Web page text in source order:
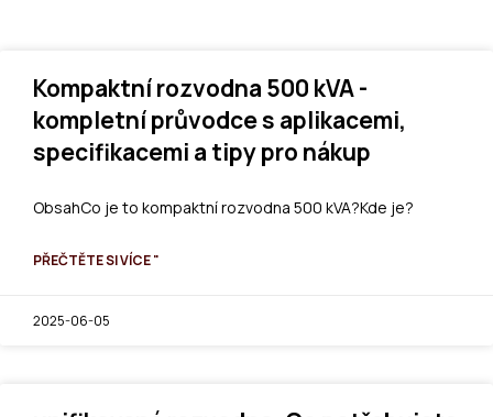
Kompaktní rozvodna 500 kVA -
kompletní průvodce s aplikacemi,
specifikacemi a tipy pro nákup
ObsahCo je to kompaktní rozvodna 500 kVA?Kde je?
PŘEČTĚTE SI VÍCE "
2025-06-05